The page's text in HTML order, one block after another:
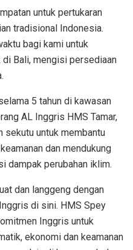
untuk pertukaran
tradisional Indonesia.
bagi kami untuk
Bali, mengisi persediaan
5 tahun di kawasan
AL Inggris HMS Tamar,
sekutu untuk membantu
dan mendukung
dampak perubahan iklim.
dan langgeng dengan
di sini. HMS Spey
Inggris untuk
ekonomi dan keamanan